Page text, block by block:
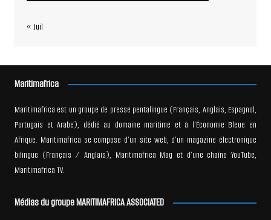
« Juil
Maritimafrica
Maritimafrica est un groupe de presse pentalingue (Français, Anglais, Espagnol,
Portugais et Arabe), dédié au domaine maritime et à l’Économie Bleue en
Afrique. Maritimafrica se compose d’un site web, d’un magazine électronique
bilingue (Français / Anglais), Maritimafrica Mag et d’une chaîne YouTube,
Maritimafrica TV.
Médias du groupe MARITIMAFRICA ASSOCIATED